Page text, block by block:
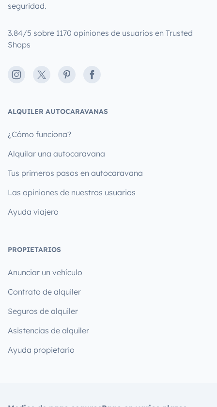
seguridad.
3.84/5 sobre 1170 opiniones de usuarios en Trusted
Shops
Instagram
X PinterestFacebook
ALQUILER AUTOCARAVANAS
¿Cómo funciona?
Alquilar una autocaravana
Tus primeros pasos en autocaravana
Las opiniones de nuestros usuarios
Ayuda viajero
PROPIETARIOS
Anunciar un vehículo
Contrato de alquiler
Seguros de alquiler
Asistencias de alquiler
Ayuda propietario